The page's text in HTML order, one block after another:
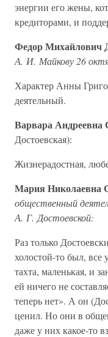
энергии его жены,
кредиторами, и
Федор Михайлович
А. И. Майкову 26
Характер Анны
деятельный.
Варвара Андреевна
Достоевская):
Жизнерадостная,
Мария Николаевна
общественный
А. Г. Достоевской:
Раз только
холостой-то был,
тахта, маленькая, и
ей ничего не
теперь нет». А он
ценил. Но они в
даже у них какое-то